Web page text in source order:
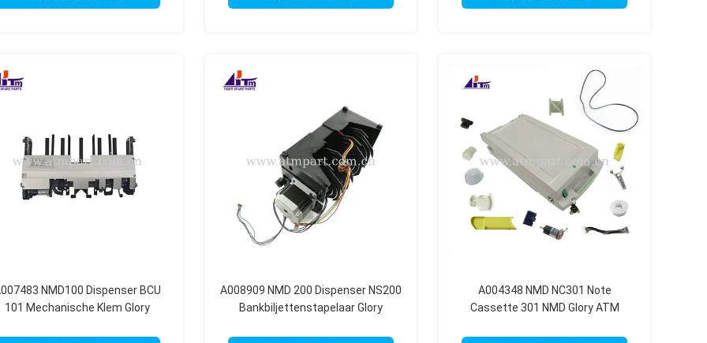
NMD100 Dispenser BCU
101 Mechanische Klem Glory
A008909 NMD 200 Dispenser NS200
Bankbiljettenstapelaar Glory
A004348 NMD NC301 Note
Cassette 301 NMD Glory ATM